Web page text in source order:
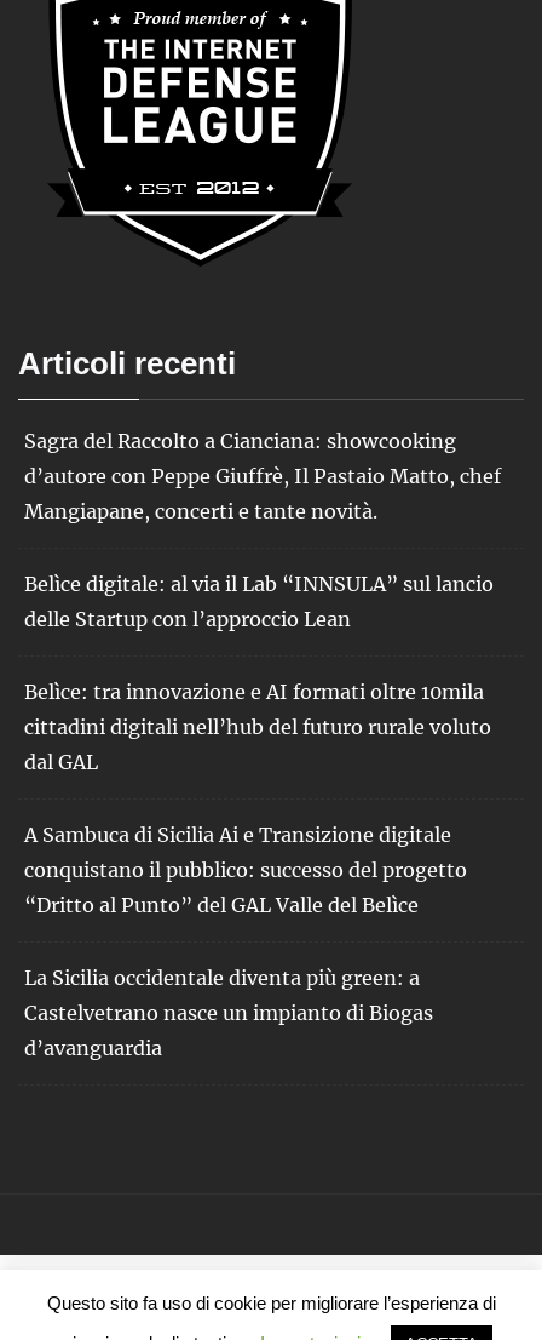
Articoli recenti
Sagra del Raccolto a Cianciana: showcooking
d’autore con Peppe Giuffrè, Il Pastaio Matto, chef
Mangiapane, concerti e tante novità.
Belìce digitale: al via il Lab “INNSULA” sul lancio
delle Startup con l’approccio Lean
Belìce: tra innovazione e AI formati oltre 10mila
cittadini digitali nell’hub del futuro rurale voluto
dal GAL
A Sambuca di Sicilia Ai e Transizione digitale
conquistano il pubblico: successo del progetto
“Dritto al Punto” del GAL Valle del Belìce
La Sicilia occidentale diventa più green: a
Castelvetrano nasce un impianto di Biogas
d’avanguardia
Questo sito fa uso di cookie per migliorare l’esperienza di